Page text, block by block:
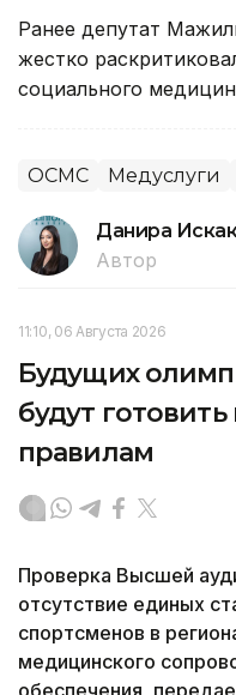
Ранее депутат
жестко
социального
ОСМС Медуслуги
Данира
Автор
11:10, 06 Августа 2026
Будущих
будут
правилам
Проверка Высшей
отсутствие единых
спортсменов в
медицинского
обеспечения,